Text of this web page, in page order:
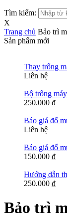
Tìm kiếm:
X
Trang chủ Bảo trì
Sản phẩm mới
Thay trống
Liên hệ
Bộ trống
250.000 ₫
Báo giá đổ
Liên hệ
Báo giá đổ
150.000 ₫
Hướng dẫn
250.000 ₫
Bảo trì